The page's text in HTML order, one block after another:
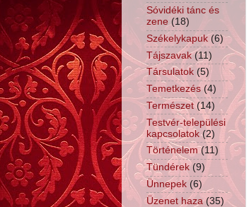
Sóvidéki tánc és
zene (18)
Székelykapuk (6)
Tájszavak (11)
Társulatok (5)
Temetkezés (4)
Természet (14)
Testvér-települési
kapcsolatok (2)
Történelem (11)
Tündérek (9)
Ünnepek (6)
Üzenet haza (35)